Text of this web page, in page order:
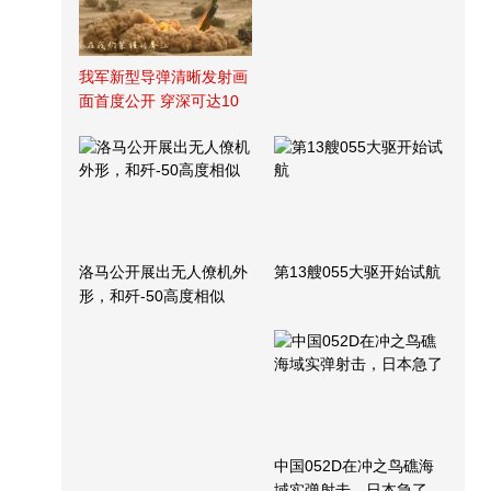
我军新型导弹清晰发射画
面首度公开 穿深可达10
洛马公开展出无人僚机外
形，和歼-50高度相似
第13艘055大驱开始试航
中国052D在冲之鸟礁海